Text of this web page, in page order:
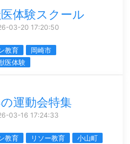
体験スクール
03-20 17:20:50
教育
岡崎市
医体験
運動会特集
03-16 17:24:33
教育 リソー教育
小山町